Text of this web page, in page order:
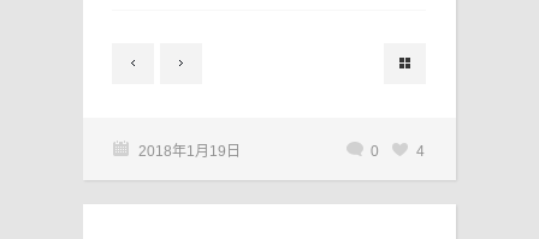
2018年1月19日 0 4